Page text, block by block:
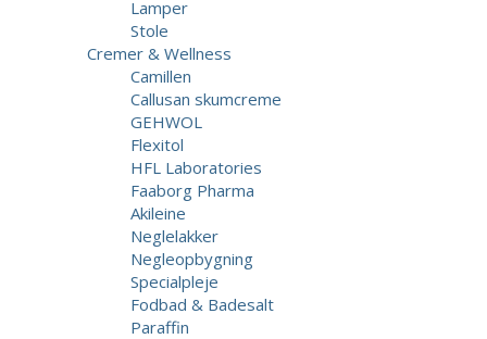
Lamper
Stole
Cremer & Wellness
Camillen
Callusan skumcreme
GEHWOL
Flexitol
HFL Laboratories
Faaborg Pharma
Akileine
Neglelakker
Negleopbygning
Specialpleje
Fodbad & Badesalt
Paraffin